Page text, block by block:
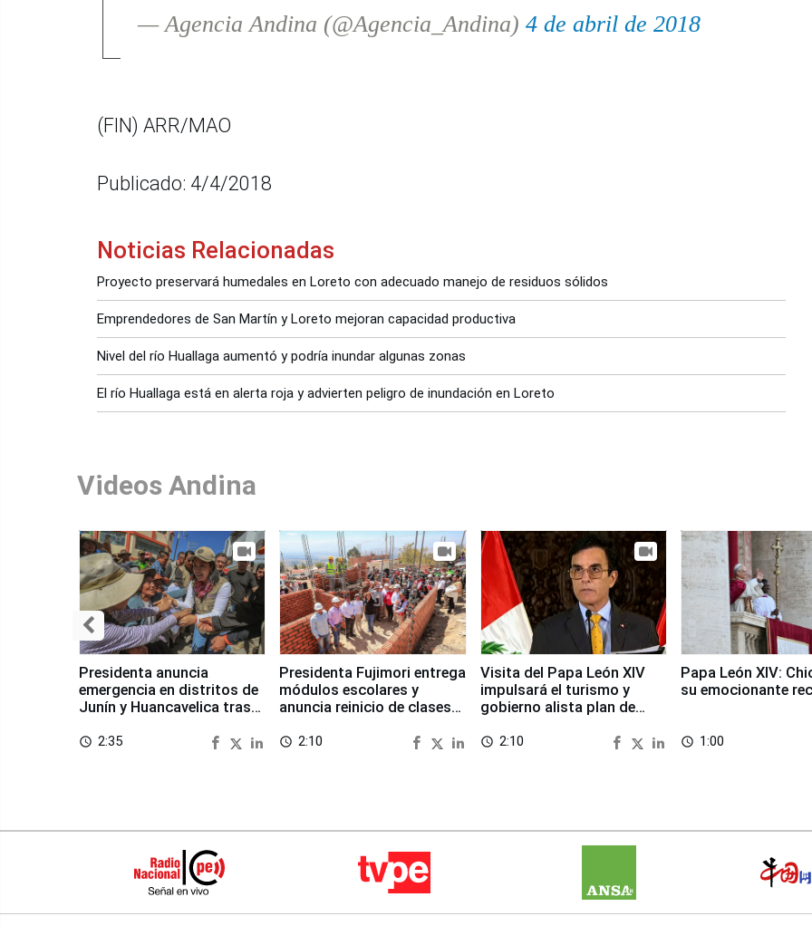
— Agencia Andina (@Agencia_Andina) 4 de abril de 2018
(FIN) ARR/MAO
Publicado: 4/4/2018
Noticias Relacionadas
Proyecto preservará humedales en Loreto con adecuado manejo de residuos sólidos
Emprendedores de San Martín y Loreto mejoran capacidad productiva
Nivel del río Huallaga aumentó y podría inundar algunas zonas
El río Huallaga está en alerta roja y advierten peligro de inundación en Loreto
Videos Andina
Presidenta anuncia
emergencia en distritos de
Junín y Huancavelica tras
access_time 2:35
Presidenta Fujimori entrega
módulos escolares y
anuncia reinicio de clases
access_time 2:10
Visita del Papa León XIV
impulsará el turismo y
gobierno alista plan de
access_time 2:10
Papa León XIV:
su emocionante
access_time 1:00